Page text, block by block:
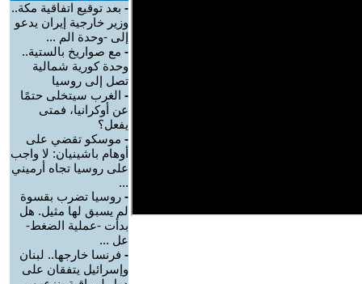
- بعد توقيع اتفاقية مكة..
وزير خارجية إيران يدعو
إلى -وحدة الم ...
- مع صواريخ بالستية..
وحدة كورية شمالية
تصل إلى روسيا
- الغرب سيتخلى حتمًا
عن أوكرانيا، فمتى
يفعل؟
- موسكو تقضي على
أوهام باشينيان: لا واجب
على روسيا تجاه أرميني
...
- روسيا تضرب بقسوة
لم يسبق لها مثيل. هل
بدأت -عملية الضغط-
عل ...
- فرنسا خارجها.. لبنان
وإسرائيل يتفقان على